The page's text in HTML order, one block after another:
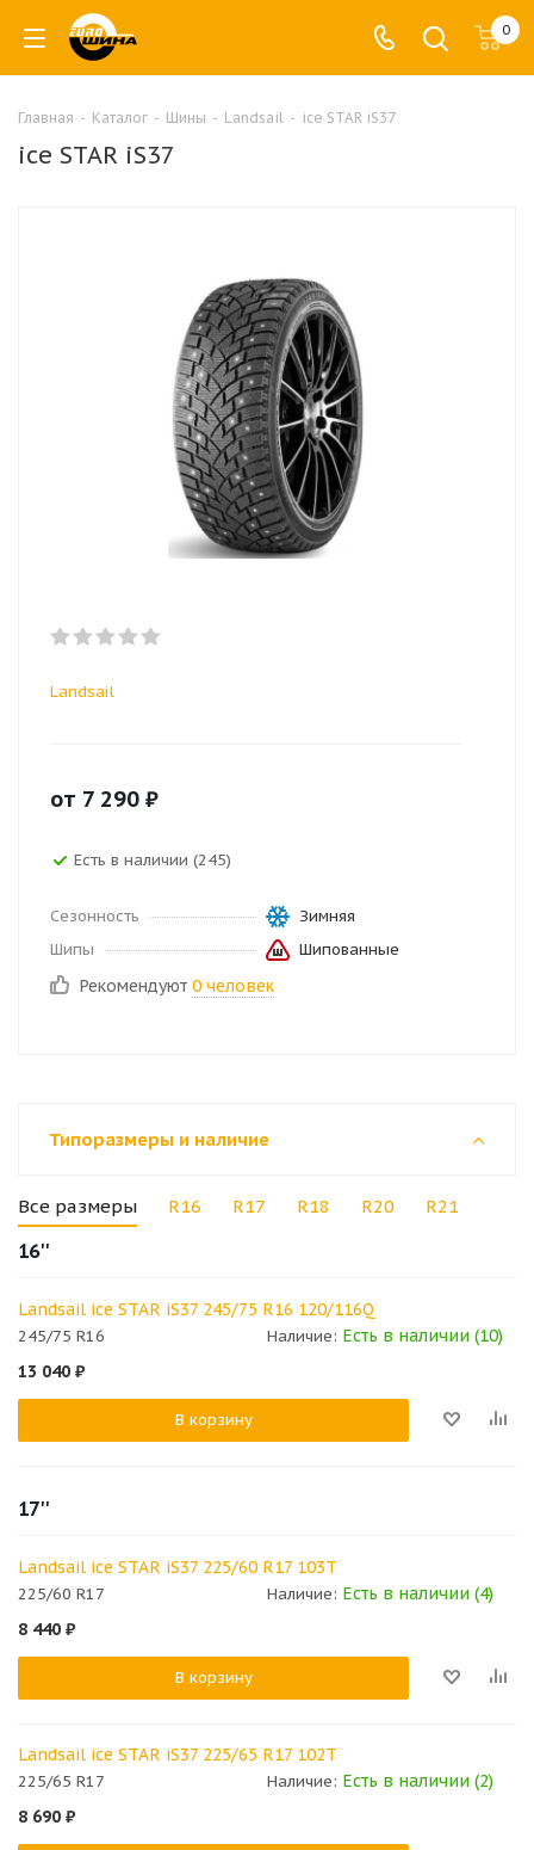
0
Главная - Каталог - Шины - Landsail - ice STAR iS37
ice STAR iS37
Landsail
от 7 290 ₽
Есть в наличии (245)
Сезонность
Зимняя
Шипы
Шипованные
Рекомендуют 0 человек
Типоразмеры и наличие
Все размеры R16 R17 R18 R20 R21
16''
Landsail ice STAR iS37 245/75 R16 120/116Q
245/75 R16 Наличие: Есть в наличии (10)
13 040 ₽
В корзину
17''
Landsail ice STAR iS37 225/60 R17 103T
225/60 R17 Наличие: Есть в наличии (4)
8 440 ₽
В корзину
Landsail ice STAR iS37 225/65 R17 102T
225/65 R17 Наличие: Есть в наличии (2)
8 690 ₽